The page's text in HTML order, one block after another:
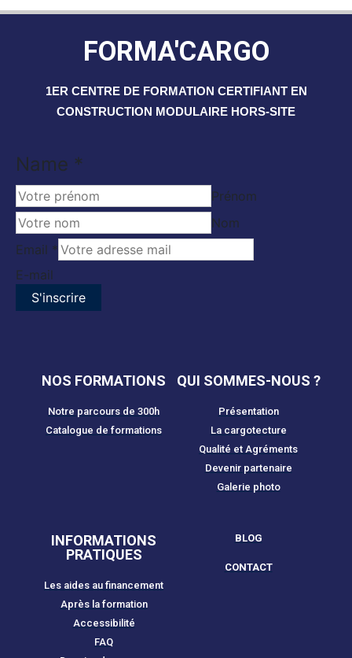
FORMA'CARGO
1ER CENTRE DE FORMATION CERTIFIANT EN
CONSTRUCTION MODULAIRE HORS-SITE
Email
Name *
Prénom
Nom
Email *
E-mail
S'inscrire
NOS FORMATIONS
Notre parcours de 300h
Catalogue de formations
QUI SOMMES-NOUS ?
Présentation
La cargotecture
Qualité et Agréments
Devenir partenaire
Galerie photo
INFORMATIONS
PRATIQUES
Les aides au financement
Après la formation
Accessibilité
FAQ
BLOG
CONTACT